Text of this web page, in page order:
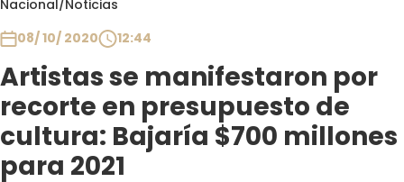
Nacional/Noticias
08/ 10/ 2020
12:44
Artistas se manifestaron por
recorte en presupuesto de
cultura: Bajaría $700 millones
para 2021
Club De La Comedia
Contigo en Directo
Plan Perfecto
El Tiempo
Sabingo
Todos Los Programas